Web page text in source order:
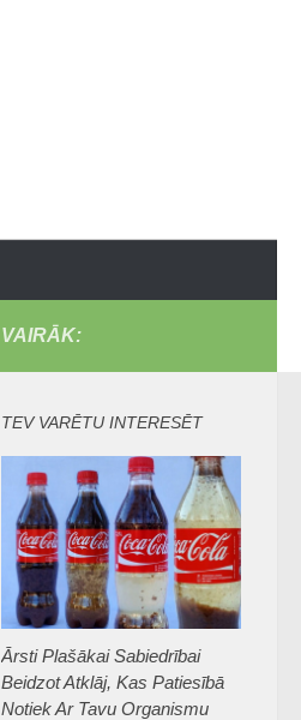
VAIRĀK:
TEV VARĒTU INTERESĒT
Ārsti Plašākai Sabiedrībai
Beidzot Atklāj, Kas Patiesībā
Notiek Ar Tavu Organismu